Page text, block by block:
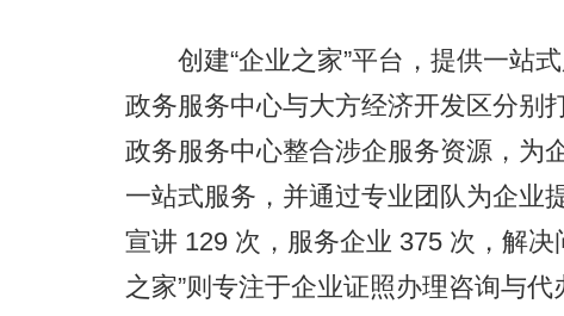
创建“企业之家”平台，提供一站式
政务服务中心与大方经济开发区分别
政务服务中心整合涉企服务资源，为
一站式服务，并通过专业团队为企业
宣讲 129 次，服务企业 375 次，解
之家”则专注于企业证照办理咨询与